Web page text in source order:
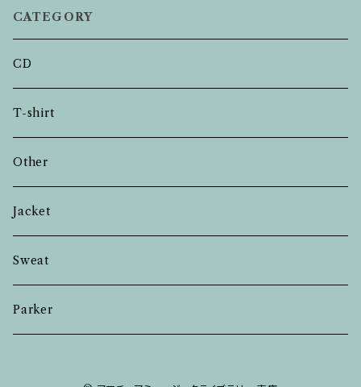
CATEGORY
CD
T-shirt
Other
Jacket
Sweat
Parker